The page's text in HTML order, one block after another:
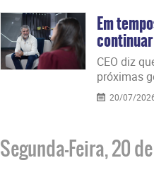
Em
CEO diz
próximas
20/07/
Segunda-Feira, 20